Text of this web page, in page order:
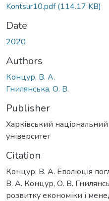
Kontsur10.pdf(114.17 KB)
Date
2020
Authors
Концур, В. А.
Гнилянська, О. В.
Publisher
Харківський
університет
Citation
Концур, В. А. Еволюція
В. А. Концур, О. В.
розвитку економіки і